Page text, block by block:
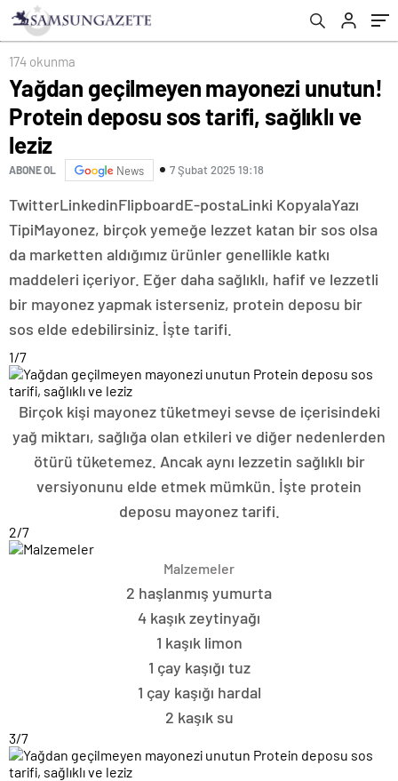
174 okunma
Yağdan geçilmeyen mayonezi unutun!
Protein deposu sos tarifi, sağlıklı ve
leziz
ABONE OL News 7 Şubat 2025 19:18
TwitterLinkedinFlipboardE-postaLinki KopyalaYazı
TipiMayonez, birçok yemeğe lezzet katan bir sos olsa
da marketten aldığımız ürünler genellikle katkı
maddeleri içeriyor. Eğer daha sağlıklı, hafif ve lezzetli
bir mayonez yapmak isterseniz, protein deposu bir
sos elde edebilirsiniz. İşte tarifi.
1/7
Birçok kişi mayonez tüketmeyi sevse de içerisindeki
yağ miktarı, sağlığa olan etkileri ve diğer nedenlerden
ötürü tüketemez. Ancak aynı lezzetin sağlıklı bir
versiyonunu elde etmek mümkün. İşte protein
deposu mayonez tarifi.
2/7
Malzemeler
2 haşlanmış yumurta
4 kaşık zeytinyağı
1 kaşık limon
1 çay kaşığı tuz
1 çay kaşığı hardal
2 kaşık su
3/7